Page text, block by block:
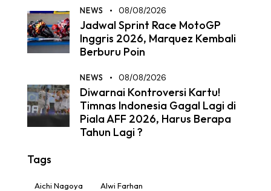
NEWS 08/08/2026
Jadwal Sprint Race MotoGP
Inggris 2026, Marquez Kembali
Berburu Poin
NEWS 08/08/2026
Diwarnai Kontroversi Kartu!
Timnas Indonesia Gagal Lagi di
Piala AFF 2026, Harus Berapa
Tahun Lagi ?
Tags
Aichi Nagoya Alwi Farhan